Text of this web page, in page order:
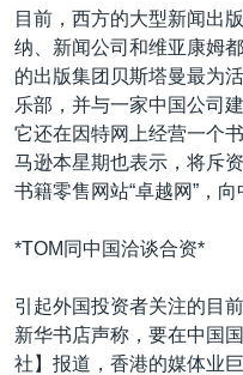
目前，西方的大型新闻出
纳、新闻公司和维亚康姆
的出版集团贝斯塔曼最为
乐部，并与一家中国公司
它还在因特网上经营一个
马逊本星期也表示，将斥
书籍零售网站“卓越网”，向
*TOM同中国洽谈合资*
引起外国投资者关注的目
新华书店声称，要在中国
社】报道，香港的媒体业